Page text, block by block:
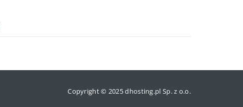
Copyright © 2025 dhosting.pl Sp. z o.o.